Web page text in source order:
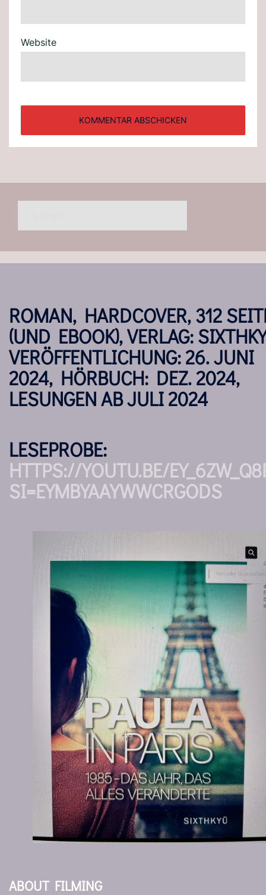
Website
ROMAN, HARDCOVER, 312
(UND EBOOK), VERLAG:
VERÖFFENTLICHUNG: 26. JUNI
2024, HÖRBUCH: DEZ. 2024,
LESUNGEN AB JULI 2024
LESEPROBE:
HTTPS://YOUTU.BE/
SI=EYMBYAAYWWCRGODS
ABOUT FILMING